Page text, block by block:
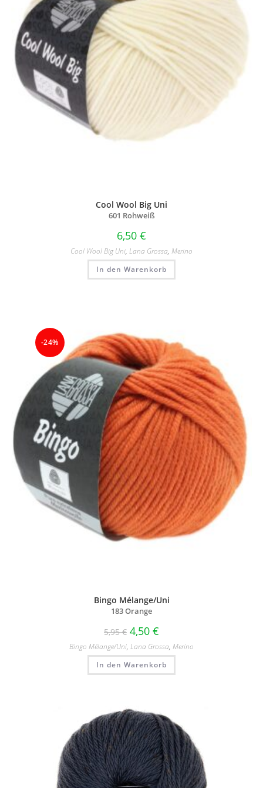
Cool Wool Big Uni
601 Rohweiß
6,50 €
Cool Wool Big Uni, Lana Grossa, Merino
In den Warenkorb
-24%
Bingo Mélange/Uni
183 Orange
5,95€ 4,50 €
Bingo Mélange/​Uni, Lana Grossa, Merino
In den Warenkorb